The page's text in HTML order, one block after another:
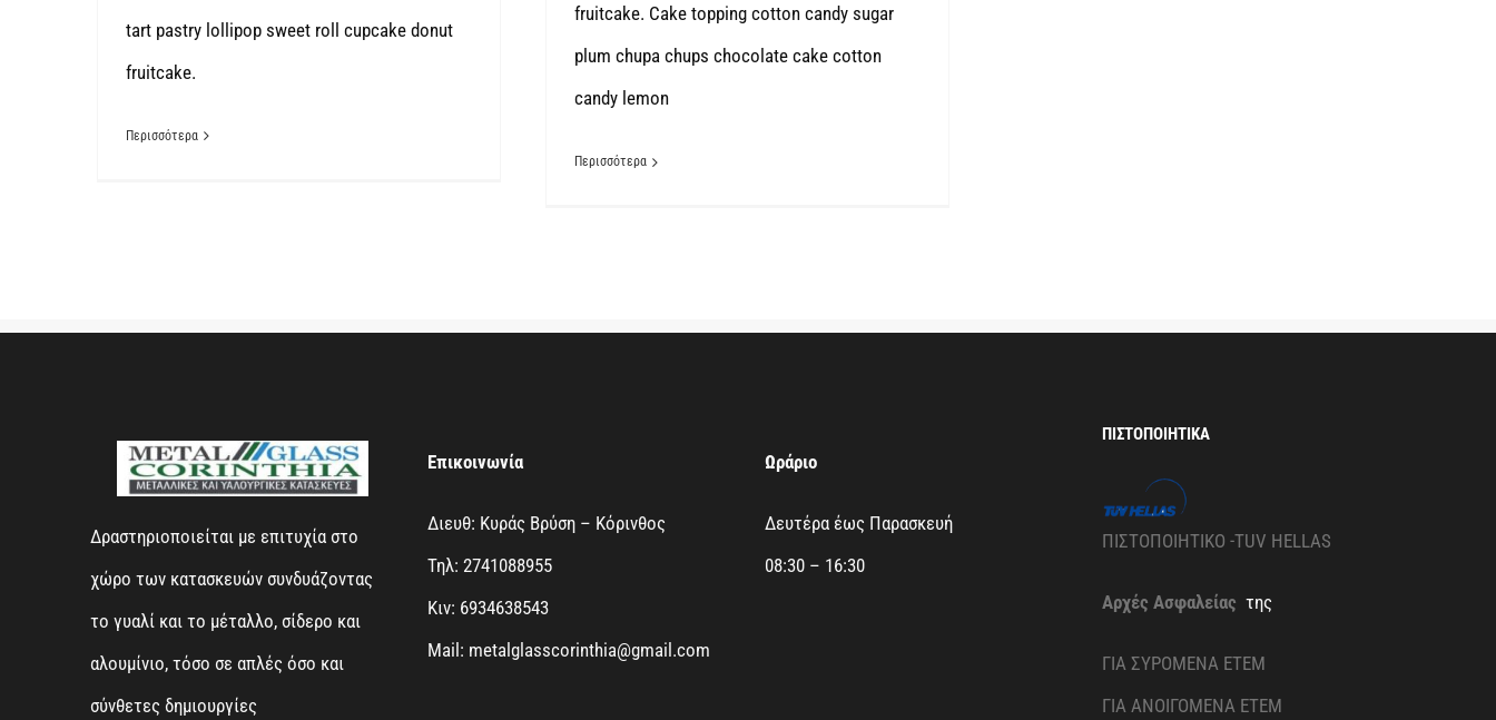
tart pastry lollipop sweet roll cupcake donut
fruitcake.
Περισσότερα
fruitcake. Cake topping cotton candy sugar
plum chupa chups chocolate cake cotton
candy lemon
Περισσότερα
Δραστηριοποιείται με επιτυχία στο
χώρο των κατασκευών συνδυάζοντας
το γυαλί και το μέταλλο, σίδερο και
αλουμίνιο, τόσο σε απλές όσο και
σύνθετες δημιουργίες
Επικοινωνία
Διευθ: Κυράς Βρύση – Κόρινθος
Τηλ: 2741088955
Κιν: 6934638543
Mail: metalglasscorinthia@gmail.com
Ωράριο
Δευτέρα έως Παρασκευή
08:30 – 16:30
ΠΙΣΤΟΠΟΙΗΤΙΚΆ
ΠΙΣΤΟΠΟΙΗΤΙΚΟ -TUV HELLAS
Αρχές Ασφαλείας της
ΓΙΑ ΣΥΡΟΜΕΝΑ ETEM
ΓΙΑ ΑΝΟΙΓΟΜΕΝΑ ETEM